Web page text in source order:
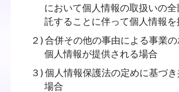
において個人情報の取扱いの
託することに伴って個人情報
２) 合併その他の事由による事業
個人情報が提供される場合
３) 個人情報保護法の定めに基づ
場合